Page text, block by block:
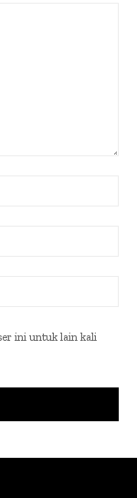
ini untuk lain kali